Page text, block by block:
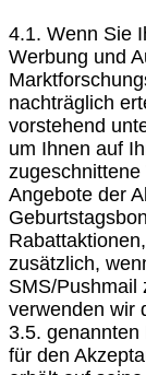
4.1. Wenn Sie
Werbung und
nachträglich
vorstehend
um Ihnen auf
Angebote der
zusätzlich,
SMS/Pushmail
verwenden wir
3.5. genannten
für den